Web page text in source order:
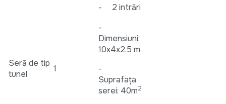
- 2 intrări
Seră de tip
tunel
1
-
Dimensiuni:
10x4x2.5 m
-
Suprafața
serei: 40m2